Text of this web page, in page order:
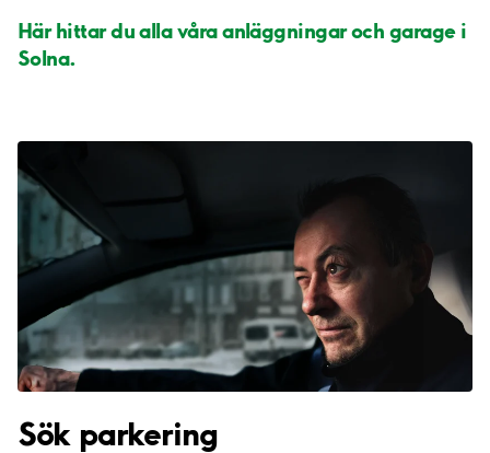
Här hittar du alla våra anläggningar och garage i
Solna.
Sök parkering